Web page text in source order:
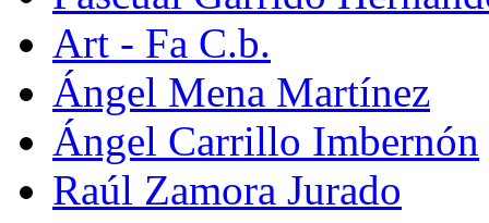
Art - Fa C.b.
Ángel Mena Martínez
Ángel Carrillo Imbernón
Raúl Zamora Jurado